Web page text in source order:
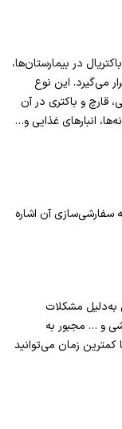
در بیمارستان‌ها،
می‌گیرد. این نوع
قارچ و باکتری در آن
انبارهای غذایی و…
سفارشی‌سازی آن اشاره
به‌دلیل مشکلات
و … مجبور به
زمان می‌توانید